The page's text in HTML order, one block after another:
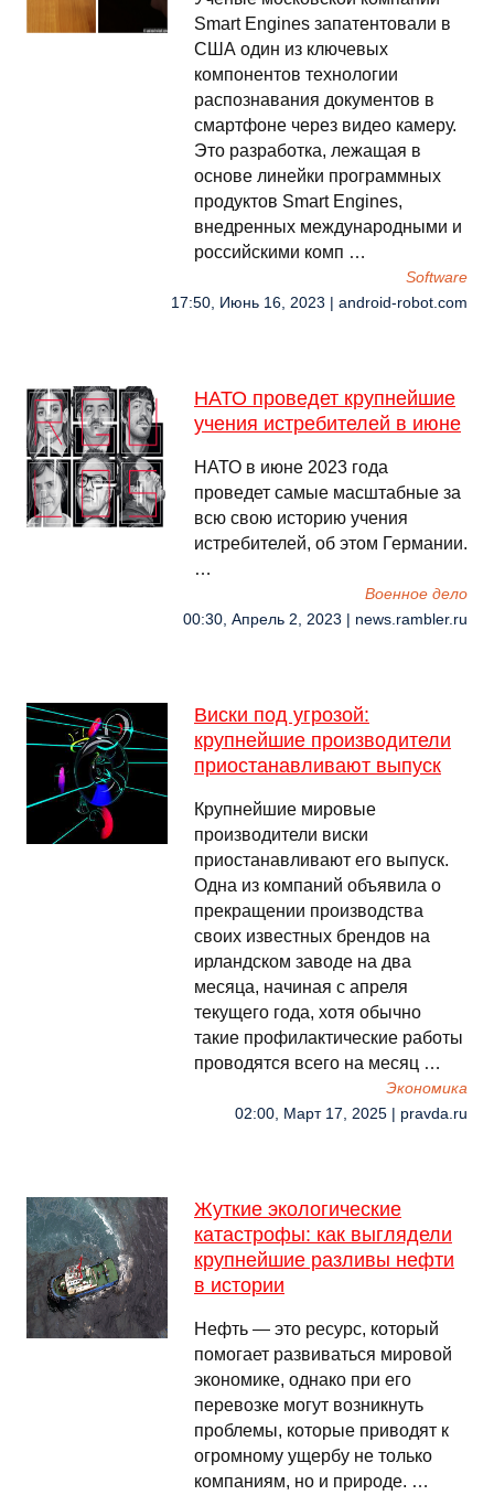
Smart Engines запатентовали в
США один из ключевых
компонентов технологии
распознавания документов в
смартфоне через видео камеру.
Это разработка, лежащая в
основе линейки программных
продуктов Smart Engines,
внедренных международными и
российскими комп …
Software
17:50, Июнь 16, 2023 | android-robot.com
НАТО проведет крупнейшие
учения истребителей в июне
НАТО в июне 2023 года
проведет самые масштабные за
всю свою историю учения
истребителей, об этом Германии.
…
Военное дело
00:30, Апрель 2, 2023 | news.rambler.ru
Виски под угрозой:
крупнейшие производители
приостанавливают выпуск
Крупнейшие мировые
производители виски
приостанавливают его выпуск.
Одна из компаний объявила о
прекращении производства
своих известных брендов на
ирландском заводе на два
месяца, начиная с апреля
текущего года, хотя обычно
такие профилактические работы
проводятся всего на месяц …
Экономика
02:00, Март 17, 2025 | pravda.ru
Жуткие экологические
катастрофы: как выглядели
крупнейшие разливы нефти
в истории
Нефть — это ресурс, который
помогает развиваться мировой
экономике, однако при его
перевозке могут возникнуть
проблемы, которые приводят к
огромному ущербу не только
компаниям, но и природе. …